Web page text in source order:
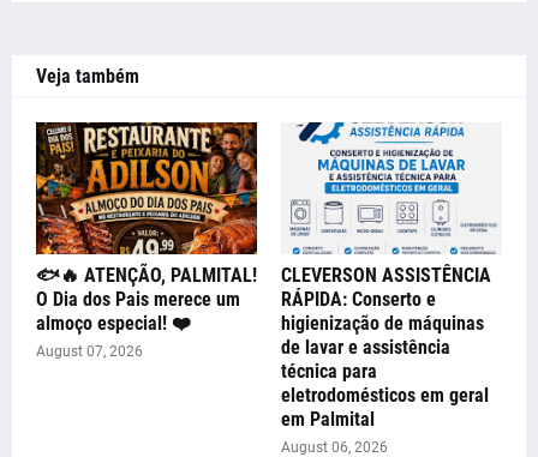
Veja também
🐟🔥 ATENÇÃO, PALMITAL!
O Dia dos Pais merece um
almoço especial! ❤️
August 07, 2026
CLEVERSON ASSISTÊNCIA
RÁPIDA: Conserto e
higienização de máquinas
de lavar e assistência
técnica para
eletrodomésticos em geral
em Palmital
August 06, 2026